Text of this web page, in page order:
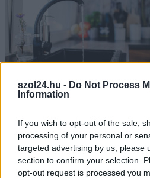
szol24.hu - Do Not Process
Information
If you wish to opt-out of the sale,
processing of your personal or
targeted advertising by us, please
section to confirm your selection.
opt-out request is processed you
De ilyesmit már láttunk,
ki. Onnantól pedig máris jöhet a
tilos. Félelmetes jövőkép. A
megválasztott képviselő számolt
„Felháborító és sunyi eljárás: a